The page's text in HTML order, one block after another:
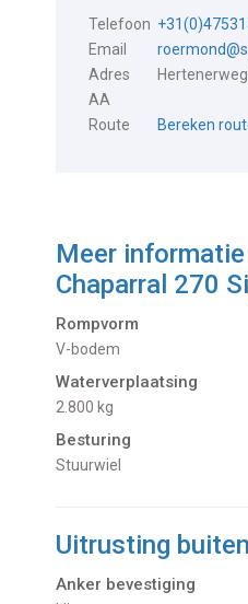
Telefoon
Email
Adres
AA
Route
Bereken
Meer
Chaparral 270
Rompvorm
V-bodem
Waterverplaatsing
2.800 kg
Besturing
Stuurwiel
Uitrusting
Anker bevestiging